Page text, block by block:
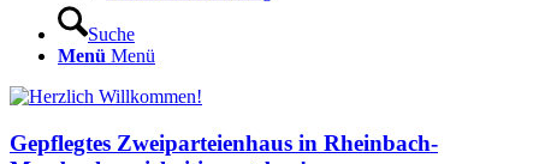
Suche
Menü Menü
Gepflegtes Zweiparteienhaus in Rheinbach-